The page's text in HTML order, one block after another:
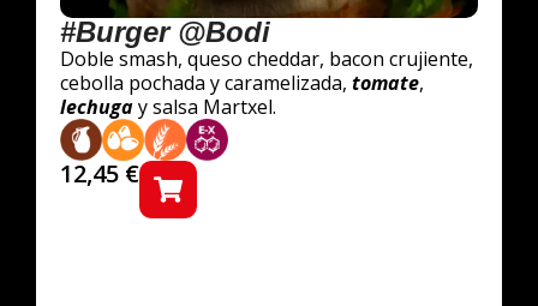
#Burger @Bodi
Doble smash, queso cheddar, bacon crujiente,
cebolla pochada y caramelizada, tomate,
lechugay salsa Martxel.
12,45 €